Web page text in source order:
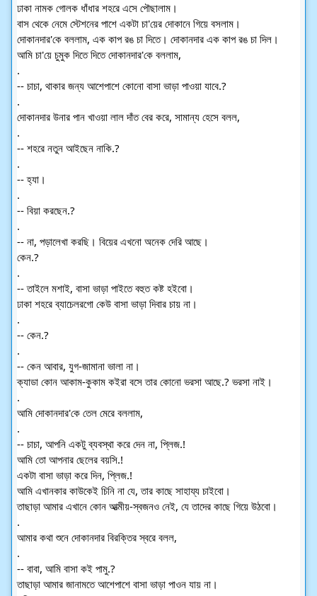
ঢাকা নামক গোলক ধাঁধার শহরে এসে পৌছালাম।
বাস থেকে নেমে স্টেশনের পাশে একটা চা'য়ের দোকানে গিয়ে বসলাম।
দোকানদার'কে বললাম, এক কাপ রঙ চা দিতে। দোকানদার এক কাপ রঙ চা দিল।
আমি চা'য়ে চুমুক দিতে দিতে দোকানদার'কে বললাম,
.
-- চাচা, থাকার জন্য আশেপাশে কোনো বাসা ভাড়া পাওয়া যাবে.?
.
দোকানদার উনার পান খাওয়া লাল দাঁত বের করে, সামান্য হেসে বলল,
.
-- শহরে নতুন আইছেন নাকি.?
.
-- হ্যা।
.
-- বিয়া করছেন.?
.
-- না, পড়ালেখা করছি। বিয়ের এখনো অনেক দেরি আছে।
কেন.?
.
-- তাইলে মশাই, বাসা ভাড়া পাইতে বহুত কষ্ট হইবো।
ঢাকা শহরে ব্যাচেলরগো কেউ বাসা ভাড়া দিবার চায় না।
.
-- কেন.?
.
-- কেন আবার, যুগ-জামানা ভালা না।
ক্যাডা কোন আকাম-কুকাম কইরা বসে তার কোনো ভরসা আছে.? ভরসা নাই।
.
আমি দোকানদার'কে তেল মেরে বললাম,
.
-- চাচা, আপনি একটু ব্যবস্থা করে দেন না, প্লিজ.!
আমি তো আপনার ছেলের বয়সি.!
একটা বাসা ভাড়া করে দিন, প্লিজ.!
আমি এখানকার কাউকেই চিনি না যে, তার কাছে সাহায্য চাইবো।
তাছাড়া আমার এখানে কোন আত্মীয়-স্বজনও নেই, যে তাদের কাছে গিয়ে উঠবো।
.
আমার কথা শুনে দোকানদার বিরক্তির স্বরে বলল,
.
-- বাবা, আমি বাসা কই পামু.?
তাছাড়া আমার জানামতে আশেপাশে বাসা ভাড়া পাওন যায় না।